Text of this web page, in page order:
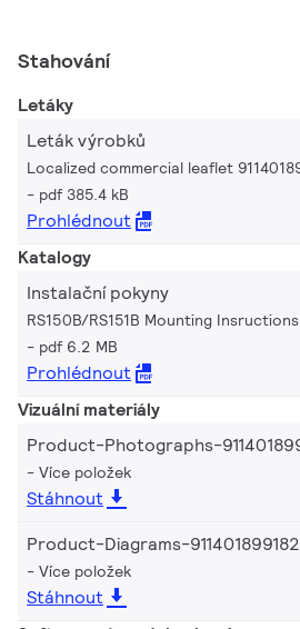
Stahování
Letáky
Leták výrobků
Localized commercial leaflet
pdf 385.4 kB
Prohlédnout
Katalogy
Instalační pokyny
RS150B/RS151B Mounting
pdf 6.2 MB
Prohlédnout
Vizuální materiály
Product-Photographs-
Více položek
Stáhnout
Product-Diagrams-
Více položek
Stáhnout